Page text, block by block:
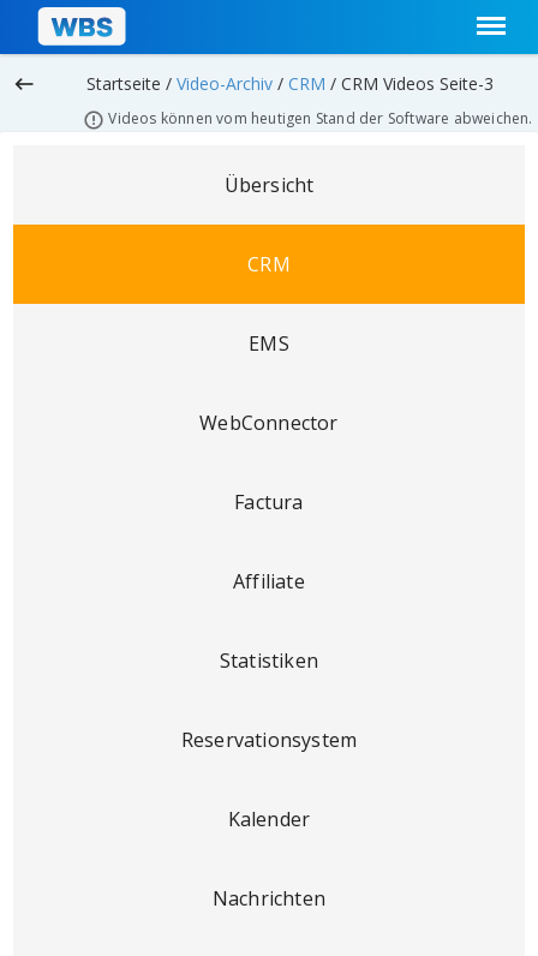
keyboard_backspace Startseite /Video-Archiv / CRM / CRM Videos Seite-3
Videos können vom heutigen Stand der Software abweichen.
Übersicht
CRM
EMS
WebConnector
Factura
Affiliate
Statistiken
Reservationsystem
Kalender
Nachrichten